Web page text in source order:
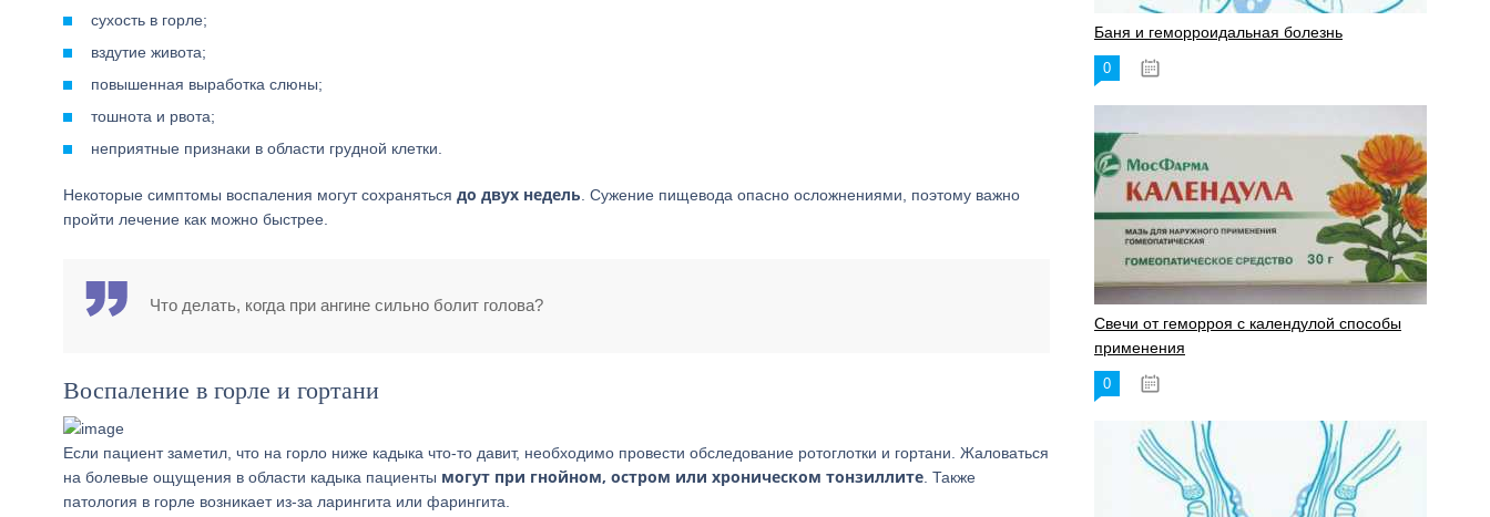
сухость в горле;
вздутие живота;
повышенная выработка слюны;
тошнота и рвота;
неприятные признаки в области грудной клетки.
Некоторые симптомы воспаления могут сохраняться до двух недель . Сужение пищевода опасно осложнениями, поэтому важно
пройти лечение как можно быстрее.
Что делать, когда при ангине сильно болит голова?
Воспаление в горле и гортани
Если пациент заметил, что на горло ниже кадыка что-то давит, необходимо провести обследование ротоглотки и гортани. Жаловаться
на болевые ощущения в области кадыка пациенты могут при гнойном, остром или хроническом тонзиллите . Также
патология в горле возникает из-за ларингита или фарингита.
Баня и геморроидальная болезнь
0
Свечи от геморроя с календулой способы
применения
0